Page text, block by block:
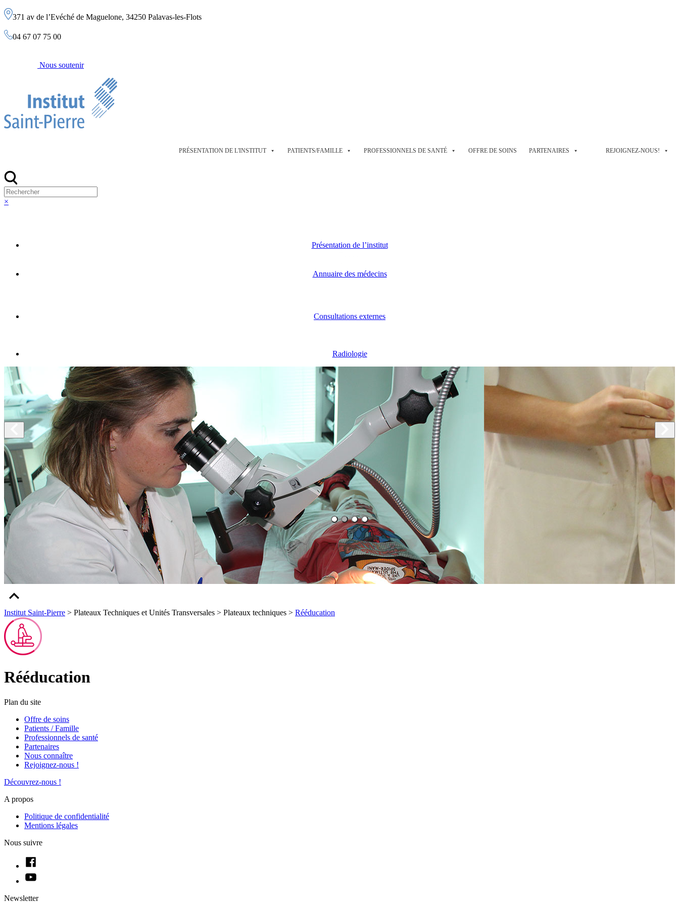
Aller
au
contenu
371 av de l’Evéché de Maguelone, 34250 Palavas-les-Flots
04 67 07 75 00
Nous soutenir
PRÉSENTATION DE L'INSTITUT PATIENTS/FAMILLE PROFESSIONNELS DE SANTÉ OFFRE DE SOINS PARTENAIRES REJOIGNEZ-NOUS!
Rechercher:
×
Présentation de l’institut
Annuaire des médecins
Consultations externes
Radiologie
Institut Saint-Pierre > Plateaux Techniques et Unités Transversales > Plateaux techniques > Rééducation
Rééducation
Plan du site
Offre de soins
Patients / Famille
Professionnels de santé
Partenaires
Nous connaître
Rejoignez-nous !
Découvrez-nous !
A propos
Politique de confidentialité
Mentions légales
Nous suivre
fb
ytu
Newsletter